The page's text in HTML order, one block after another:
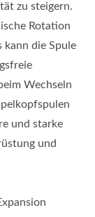
zu steigern.
Rotation
die Spule
Wechseln
und starke
und